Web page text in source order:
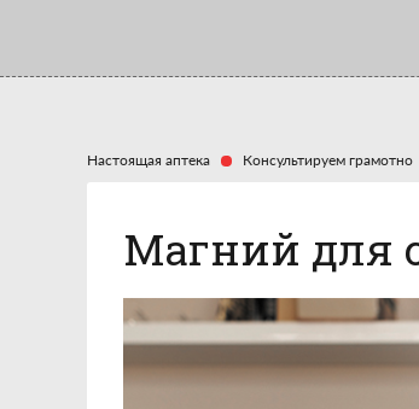
Настоящая аптека Консультируем грамотно
Магний для